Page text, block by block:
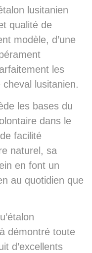
lusitanien
qualité de
modèle, d’une
les
lusitanien.
les bases du
dans le
facilité
naturel, sa
en font un
au quotidien que
démontré toute
d’excellents